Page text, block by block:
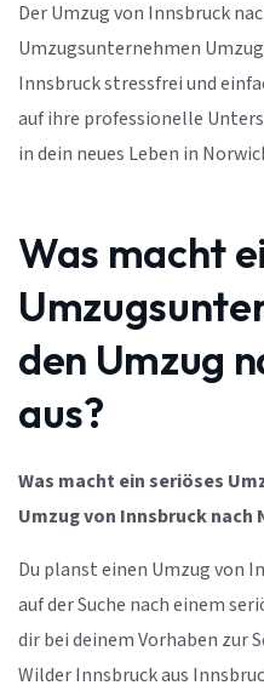
Der Umzug von Innsbruck
Umzugsunternehmen
Innsbruck stressfrei und
auf ihre professionelle
in dein neues Leben in
Was macht
den Umzug
aus?
Was macht ein seriöses
Umzug von Innsbruck nach
Du planst einen Umzug von
auf der Suche nach einem
dir bei deinem Vorhaben zur
Wilder Innsbruck aus